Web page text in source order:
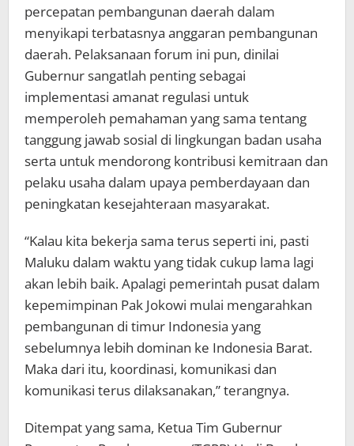
percepatan pembangunan daerah dalam
menyikapi terbatasnya anggaran pembangunan
daerah. Pelaksanaan forum ini pun, dinilai
Gubernur sangatlah penting sebagai
implementasi amanat regulasi untuk
memperoleh pemahaman yang sama tentang
tanggung jawab sosial di lingkungan badan usaha
serta untuk mendorong kontribusi kemitraan dan
pelaku usaha dalam upaya pemberdayaan dan
peningkatan kesejahteraan masyarakat.
“Kalau kita bekerja sama terus seperti ini, pasti
Maluku dalam waktu yang tidak cukup lama lagi
akan lebih baik. Apalagi pemerintah pusat dalam
kepemimpinan Pak Jokowi mulai mengarahkan
pembangunan di timur Indonesia yang
sebelumnya lebih dominan ke Indonesia Barat.
Maka dari itu, koordinasi, komunikasi dan
komunikasi terus dilaksanakan,” terangnya.
Ditempat yang sama, Ketua Tim Gubernur